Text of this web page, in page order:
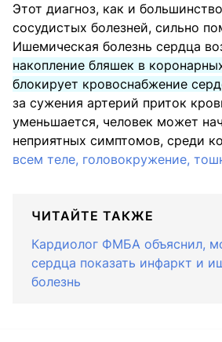
Этот диагноз, как и
сосудистых болезней, сильно
Ишемическая болезнь сердца
накопление бляшек в
блокирует кровоснабжение
за сужения артерий приток
уменьшается, человек может
неприятных симптомов, среди
всем теле, головокружение,
ЧИТАЙТЕ ТАКЖЕ
Кардиолог ФМБА объяснил,
сердца показать инфаркт и
болезнь